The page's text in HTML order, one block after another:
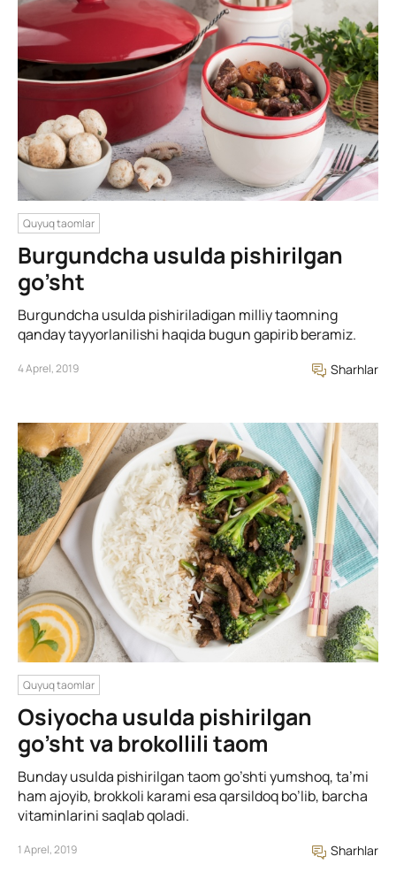
Quyuq taomlar
Burgundcha usulda pishirilgan
go’sht
Burgundcha usulda pishiriladigan milliy taomning
qanday tayyorlanilishi haqida bugun gapirib beramiz.
4 Aprel, 2019 Sharhlar
Quyuq taomlar
Osiyocha usulda pishirilgan
go’sht va brokollili taom
Bunday usulda pishirilgan taom go’shti yumshoq, ta’mi
ham ajoyib, brokkoli karami esa qarsildoq bo’lib, barcha
vitaminlarini saqlab qoladi.
1 Aprel, 2019 Sharhlar